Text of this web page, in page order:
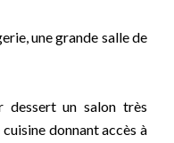
une grande salle de
un salon très
cuisine donnant accès à